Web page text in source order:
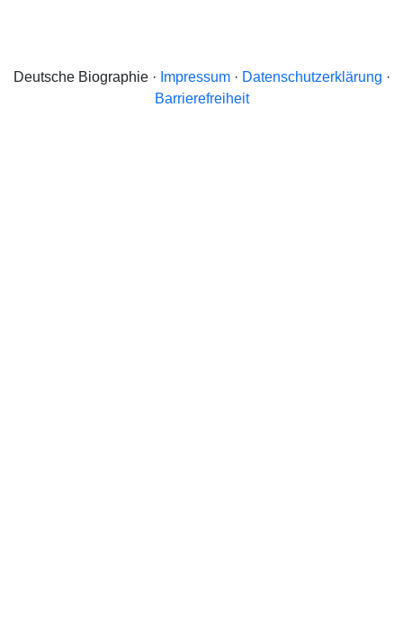
Deutsche Biographie · Impressum· Datenschutzerklärung ·
Barrierefreiheit